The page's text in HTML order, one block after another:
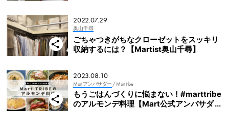
2022.07.29
奥山千尋
ごちゃつきがちなクローゼットをスッキリ
収納するには？【Martist奥山千尋】
2023.08.10
Mart アンバサダー / Mart tribe
もうごはんづくりに悩まない！#marttribe
のアルモンデ料理【Mart公式アンバサダ